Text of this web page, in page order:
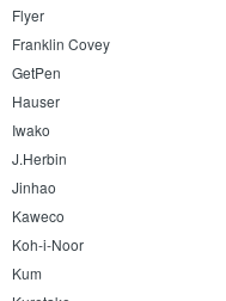
Flyer
Franklin Covey
GetPen
Hauser
Iwako
J.Herbin
Jinhao
Kaweco
Koh-i-Noor
Kum